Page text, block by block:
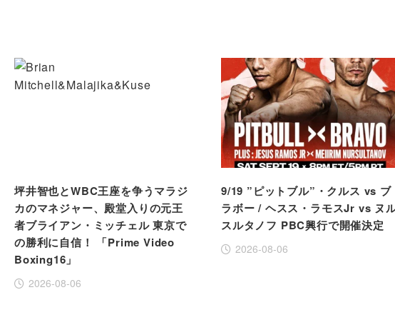
坪井智也とWBC王座を争うマラジ
カのマネジャー、殿堂入りの元王
者ブライアン・ミッチェル 東京で
の勝利に自信！ 「Prime Video
Boxing16」
2026-08-06
9/19 ”ピットブル”・クルス vs ブ
ラボー / ヘスス・ラモスJr vs ヌ
スルタノフ PBC興行で開催決定
2026-08-06